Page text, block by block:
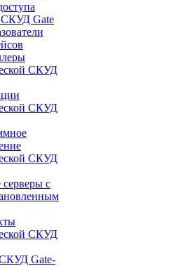
СКУД Gate
СКУД
СКУД
СКУД
серверы с
СКУД
Gate-